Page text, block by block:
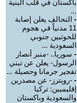
باكستان في قلب البنية
...
- التحالف يعلن إصابة
11 مدنياً في هجوم
للحوثيين جنوبي
السعودية ...
- سوريا.. -منبر أنصار
الرسول- يعلن عن تبني
تفجير جرمانا وحصيلة ...
- -رويترز- عن مصدرين
إقليميين: تركيا
والسعودية وباكستان